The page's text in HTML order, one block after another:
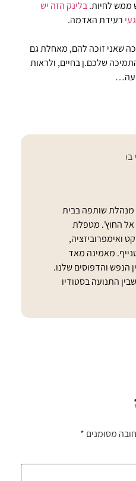
ממש לחיות.בלינק הזה יש
רעידת האדמה.
שאני זוכה להם, מאחלת גם
שלכם.ן בחיים, ולראות
מנהלת שותפה בבית
אל החוץ'. מטפלת
ואימפרוביזציה,
מאמינה מאד
הנפש והדפוסים שלנו.
התנועה בסטודיו
מסומנים *